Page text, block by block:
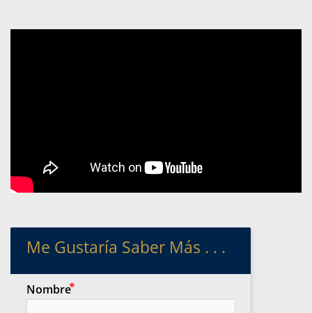
Me Gustaría Saber Más . . .
Nombre